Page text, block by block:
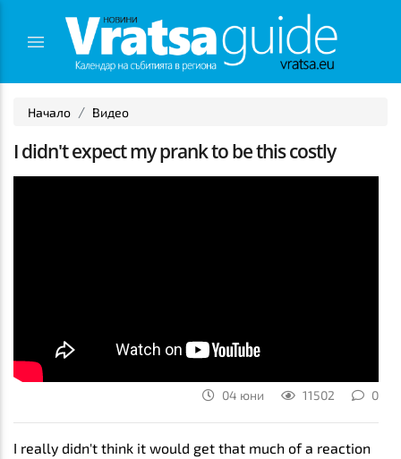
Начало Видео
I didn't expect my prank to be this costly
04 юни 11502 0
I really didn't think it would get that much of a reaction